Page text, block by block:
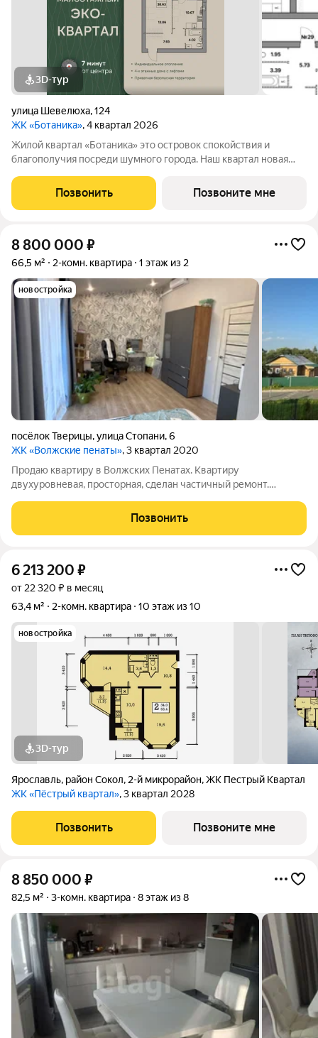
3D-тур
улица Шевелюха,124
ЖК «Ботаника», 4 квартал 2026
Жилой квартал «Ботаника» это островок спокойствия и
благополучия посреди шумного города. Наш квартал новая
внимание не только высоким качеством домостроения, но и
удачным расположением.
Позвонить Позвоните мне
8 800 000 ₽
66,5 м² 2-комн. квартира 1 этаж из 2
новостройка
посёлок Тверицы,улица Стопани,6
ЖК «Волжские пенаты», 3 квартал 2020
Продаю квартиру в Волжских Пенатах. Квартиру
двухуровневая, просторная, сделан частичный ремонт.
угловая, с окнами с боковой стороны , земельным участком и
парковочным местом. В квартире газовая
Позвонить
6 213 200 ₽
от 22 320 ₽ в месяц
63,4 м²
2-комн. квартира 10 этаж из 10
новостройка
3D-тур
Ярославль, район Сокол, 2-й микрорайон,ЖК Пестрый Квартал
ЖК «Пёстрый квартал», 3 квартал 2028
Позвонить Позвоните мне
8 850 000 ₽
82,5 м² 3-комн. квартира 8 этаж из 8